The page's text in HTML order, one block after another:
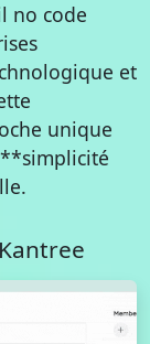
no code
et
unique